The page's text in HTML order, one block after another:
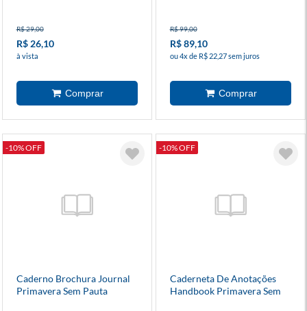
R$ 29,00
R$ 26,10
à vista
R$ 99,00
R$ 89,10
ou 4x de R$ 22,27 sem juros
-10% OFF
Caderno Brochura Journal
Primavera Sem Pauta
-10% OFF
Caderneta De Anotações
Handbook Primavera Sem